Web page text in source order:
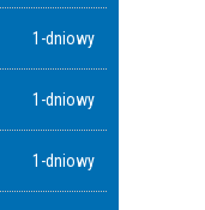
1-dniowy
1-dniowy
1-dniowy